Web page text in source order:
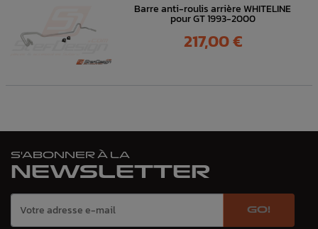
Barre anti-roulis arrière WHITELINE
pour GT 1993-2000
Prix
217,00 €
S'ABONNER À LA
NEWSLETTER
GO!